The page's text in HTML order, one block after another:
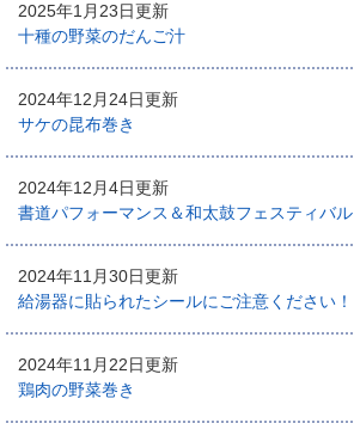
2025年1月23日更新
十種の野菜のだんご汁
2024年12月24日更新
サケの昆布巻き
2024年12月4日更新
書道パフォーマンス＆和太鼓フェスティバル
2024年11月30日更新
給湯器に貼られたシールにご注意ください！
2024年11月22日更新
鶏肉の野菜巻き